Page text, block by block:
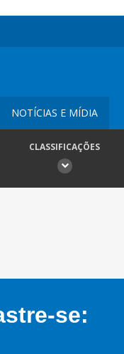
NOTÍCIAS E MÍDIA
CLASSIFICAÇÕES
se: